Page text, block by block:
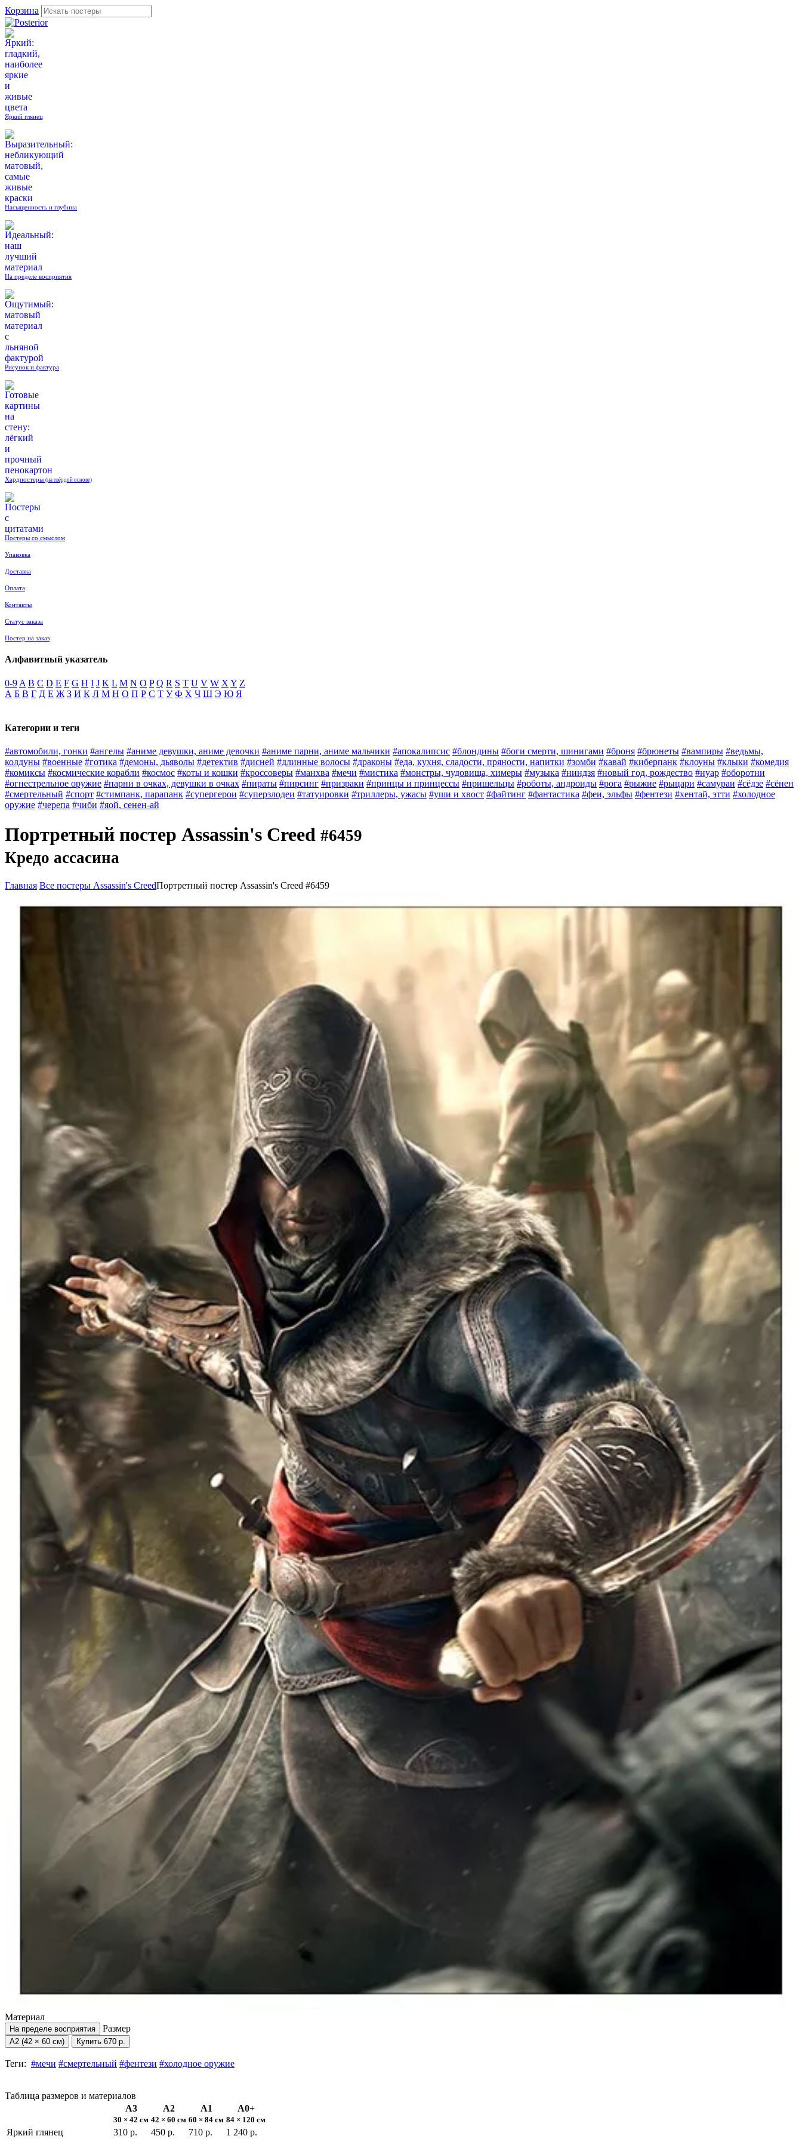
Корзина
Яркий глянец
Насыщенность и глубина
На пределе восприятия
Рисунок и фактура
Хардпостеры (на твёрдой основе)
Постеры со смыслом
Упаковка
Доставка
Оплата
Контакты
Статус заказа
Постер на заказ
Алфавитный указатель
0-9 A B C D E F G H I J K L M N O P Q R S T U V W X Y Z
А Б В Г Д Е Ж З И К Л М Н О П Р С Т У Ф Х Ч Ш Э Ю Я
Категории и теги
#автомобили, гонки #ангелы #аниме девушки, аниме девочки #аниме парни, аниме мальчики #апокалипсис #блондины #боги смерти, шинигами #броня #брюнеты #вампиры #ведьмы,
колдуны #военные #готика #демоны, дьяволы #детектив #дисней #длинные волосы #драконы #еда, кухня, сладости, пряности, напитки #зомби #кавай #киберпанк #клоуны #клыки #комедия
#комиксы #космические корабли #космос #коты и кошки #кроссоверы #манхва #мечи #мистика #монстры, чудовища, химеры #музыка #ниндзя #новый год, рождество #нуар #оборотни
#огнестрельное оружие #парни в очках, девушки в очках #пираты #пирсинг #призраки #принцы и принцессы #пришельцы #роботы, андроиды #рога #рыжие #рыцари #самураи #сёдзе #сёнен
#смертельный #спорт #стимпанк, парапанк #супергерои #суперзлодеи #татуировки #триллеры, ужасы #уши и хвост #файтинг #фантастика #феи, эльфы #фентези #хентай, этти #холодное
оружие #черепа #чиби #яой, сенен-ай
Портретный постер Assassin's Creed #6459
Кредо ассасина
Главная Все постеры Assassin's CreedПортретный постер Assassin's Creed #6459
Материал
На пределе восприятия Размер
А2 (42 × 60 см) Купить 670 р.
Теги: #мечи #смертельный #фентези #холодное оружие
Таблица размеров и материалов
А3
30 × 42 см
А2
42 × 60 см
А1
60 × 84 см
А0+
84 × 120 см
Яркий глянец 310 р. 450 р. 710 р. 1 240 р.